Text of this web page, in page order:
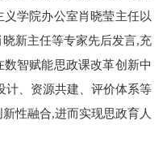
学院办公室肖晓莹主任以
新主任等专家先后发言,充
数智赋能思政课改革创新中
计、资源共建、评价体系等
性融合,进而实现思政育人